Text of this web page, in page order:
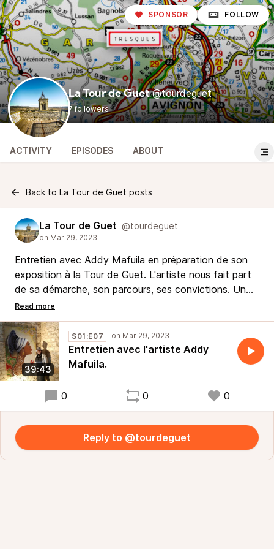
La Tour de Guet @tourdeguet
7 followers
SPONSOR FOLLOW
ACTIVITY EPISODES ABOUT
Back to La Tour de Guet posts
La Tour de Guet @tourdeguet
Entretien avec Addy Mafuila en préparation de son
exposition à la Tour de Guet. L'artiste nous fait part
de sa démarche, son parcours, ses convictions. Un
voyage entre Afrique et France, une recherche du
juste, de la justesse aussi. Interview par Akoi Aka,
D.A. La Tour de Guet.
39:43
S01:E07
Entretien avec l'artiste Addy
Mafuila.
0 0 0
Reply to @tourdeguet